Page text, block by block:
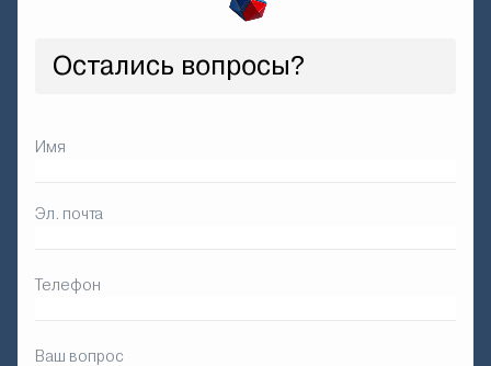
Остались вопросы?
Имя
Эл. почта
Телефон
Ваш вопрос